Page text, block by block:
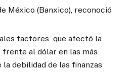
México (Banxico), reconoció
factores que afectó la
al dólar en las más
debilidad de las finanzas